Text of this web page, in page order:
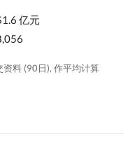
亿元
料 (90日), 作平均计算